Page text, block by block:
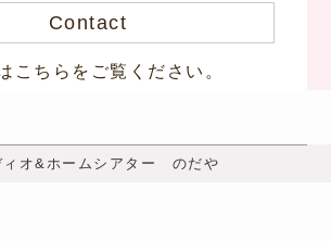
Contact
こちらをご覧ください。
ィオ&ホームシアター のだや